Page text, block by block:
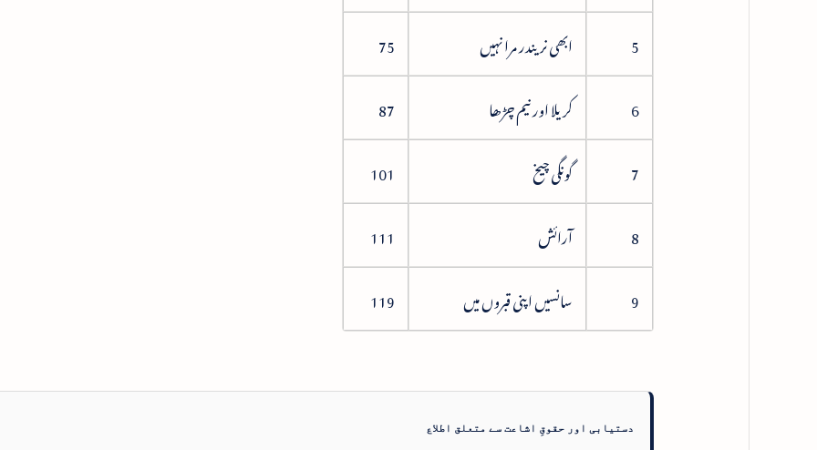
5
ابھی نریندر مرا نہیں
75
6
کریلا اور نیم چڑھا
87
7
گونگی چیخ
101
8
آرائش
111
9
سانسیں اپنی قبروں میں 119
دستیابی اور حقوقِ اشاعت سے متعلق اطلاع